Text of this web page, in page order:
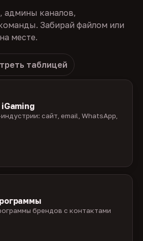
админы каналов,
Забирай файлом или
месте.
таблицей
сайт, email, WhatsApp,
брендов с контактами